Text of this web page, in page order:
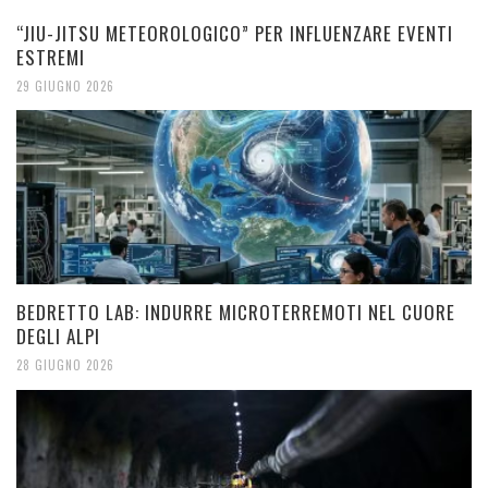
“JIU-JITSU METEOROLOGICO” PER INFLUENZARE EVENTI
ESTREMI
29 GIUGNO 2026
BEDRETTO LAB: INDURRE MICROTERREMOTI NEL CUORE
DEGLI ALPI
28 GIUGNO 2026